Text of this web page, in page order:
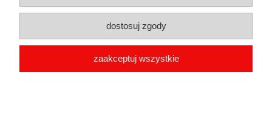
dostosuj zgody
zaakceptuj wszystkie